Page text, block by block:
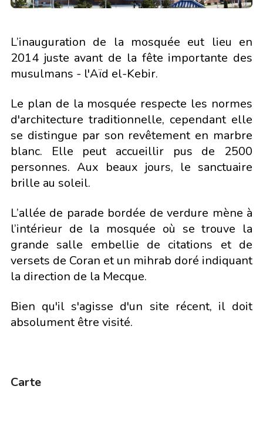
L’inauguration de la mosquée eut lieu en
2014 juste avant de la fête importante des
musulmans - l'Aïd el-Kebir.
Le plan de la mosquée respecte les normes
d'architecture traditionnelle, cependant elle
se distingue par son revêtement en marbre
blanc. Elle peut accueillir pus de 2500
personnes. Aux beaux jours, le sanctuaire
brille au soleil.
L’allée de parade bordée de verdure mène à
l’intérieur de la mosquée où se trouve la
grande salle embellie de citations et de
versets de Coran et un mihrab doré indiquant
la direction de la Mecque.
Bien qu'il s'agisse d'un site récent, il doit
absolument être visité.
Carte